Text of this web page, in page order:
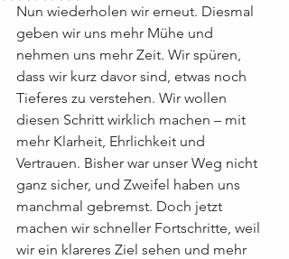
Nun wiederholen wir erneut. Diesmal
geben wir uns mehr Mühe und
nehmen uns mehr Zeit. Wir spüren,
dass wir kurz davor sind, etwas noch
Tieferes zu verstehen. Wir wollen
diesen Schritt wirklich machen – mit
mehr Klarheit, Ehrlichkeit und
Vertrauen. Bisher war unser Weg nicht
ganz sicher, und Zweifel haben uns
manchmal gebremst. Doch jetzt
machen wir schneller Fortschritte, weil
wir ein klareres Ziel sehen und mehr